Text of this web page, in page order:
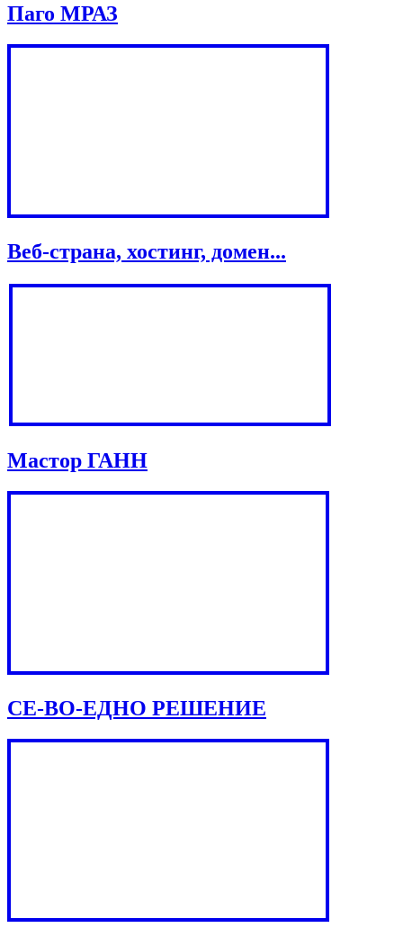
Паго МРАЗ
Веб-страна, хостинг, домен...
Мастор ГАНН
СЕ-ВО-ЕДНО РЕШЕНИЕ